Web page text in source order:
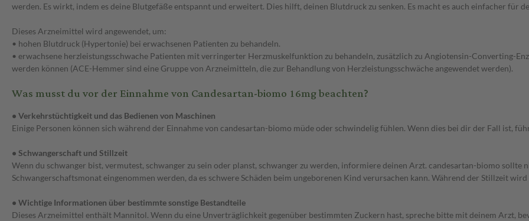
werden. Es wirkt, indem es deine Blutgefäße entspannt und erweitert. Dies hilft, deinen Blutdruck zu senken. Es macht es auch einfacher für
Dieses Arzneimittel wird angewendet, um:
• hohen Blutdruck (Hypertonie) bei erwachsenen Patienten zu behandeln.
• erwachsene herzleistungsschwache Patienten mit verringerter Herzmuskelfunktion zu behandeln, zusätzlich zu Angiotensin-Converting-
werden können (ACE-Hemmer sind eine Gruppe von Arzneimitteln, die zur Behandlung von Herzleistungsschwäche angewendet werden).
Was musst du vor der Einnahme von Candesartan-biomo 16mg beachten?
• Verkehrstüchtigkeit und das Bedienen von Maschinen
Einige Personen können sich während der Einnahme von candesartan-biomo müde oder schwindelig fühlen. Wenn dies bei dir der Fall ist,
• Schwangerschaft und Stillzeit
Wenn du schwanger bist, vermutest, schwanger zu sein oder planst, schwanger zu werden, informiere deinen Arzt. candesartan-biomo
Schwangerschaftsmonat eingenommen werden, da es schwere Schäden beim ungeborenen Kind verursachen kann. Während der Stillzeit
• Wichtige Informationen über bestimmte sonstige Bestandteile
Dieses Arzneimittel enthält Mannitol. Wenn du eine Unverträglichkeit gegenüber bestimmten Zuckern hast, spreche bitte mit deinem Arzt,